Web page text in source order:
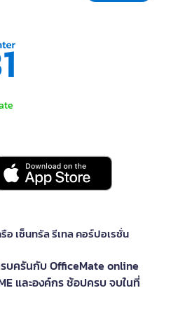
ง
งที่มีการรับประกันและบริการหลังการ
ลี่ยนแผ่นฟิลเตอร์แล้ว
ฟิลเตอร์เครื่องฟอกอากาศไว้ แต่สภาพ
างกัน ควรสังเกตสัญญาณเหล่านี้:
ปิดเครื่องฟอกอากาศ
กเดิมหรือมีฝุ่นเกาะเยอะ
ดังขึ้นหรือใช้ไฟฟ้ามากขึ้น
กาศและฟิลเตอร์เครื่องฟอกอากาศ
ทศ ครอบคลุมทุกรุ่นยอดนิยม รับประกัน
มผู้เชี่ยวชาญที่พร้อมช่วยเลือกแผ่นฟิล
องคุณ
อ เซ็นทรัล รีเทล คอร์ปอเรชั่น
ครันกับ OfficeMate online
และองค์กร ช้อปครบ จบในที่